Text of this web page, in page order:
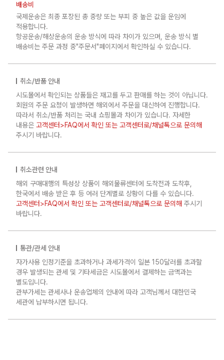
배송비
국제운송은 최종 포장된 총 중량 또는 부피 중 높은 값을 운임에
적용합니다.
항공운송/해상운송의 운송 방식에 따라 차이가 있으며, 운송 방식 별
배송비는 주문 과정 중"주문서"페이지에서 확인하실 수 있습니다.
취소/반품 안내
시도몰에서 확인되는 상품들은 재고를 두고 판매를 하는 것이 아닙니다.
회원의 주문 요청이 발생하면 해외에서 주문을 대신하여 진행합니다.
따라서 취소/반품 처리는 국내 쇼핑몰과 차이가 있습니다. 자세한
내용은 고객센터>FAQ에서 확인 또는 고객센터로/채널톡으로 문의해
주시기 바랍니다.
취소관련 안내
해외 구매대행의 특성상 상품이 해외물류센터에 도착전과 도착후,
한국에서 배송 받은 후 등 여러 단계별로 상황이 다를 수 있습니다.
고객센터>FAQ에서 확인 또는 고객센터로/채널톡으로 문의해 주시기
바랍니다.
통관/관세 안내
자가사용 인정기준을 초과하거나 과세가격이 일본 150달러를 초과할
경우 발생되는 관세 및 기타세금은 시도몰에서 결제하는 금액과는
별도입니다.
관부가세는 관세사나 운송업체의 안내에 따라 고객님께서 대한민국
세관에 납부하시면 됩니다.